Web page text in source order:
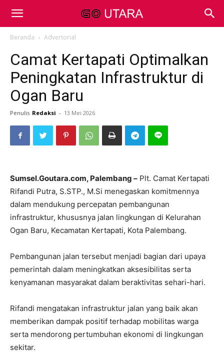
Beranda Advertorial
Camat Kertapati Optimalkan
Peningkatan Infrastruktur di
Ogan Baru
Penulis Redaksi - 13 Mei 2026
Sumsel.Goutara.com, Palembang – Plt. Camat Kertapati
Rifandi Putra, S.STP., M.Si menegaskan komitmennya
dalam mendukung percepatan pembangunan
infrastruktur, khususnya jalan lingkungan di Kelurahan
Ogan Baru, Kecamatan Kertapati, Kota Palembang.
Pembangunan jalan tersebut menjadi bagian dari upaya
pemerintah dalam meningkatkan aksesibilitas serta
kenyamanan masyarakat dalam beraktivitas sehari-hari.
Rifandi mengatakan infrastruktur jalan yang baik akan
memberikan dampak positif terhadap mobilitas warga
serta mendorong pertumbuhan ekonomi di lingkungan
sekitar.